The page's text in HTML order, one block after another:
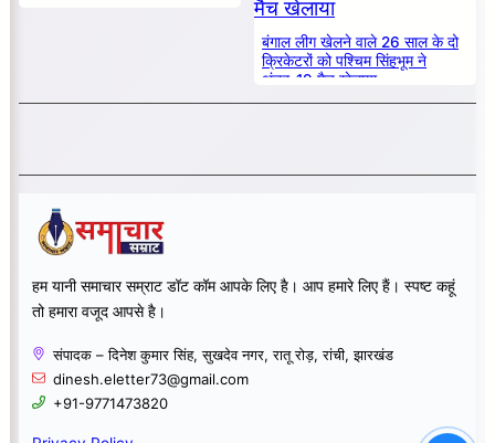
बंगाल लीग खेलने वाले 26 साल के दो
क्रिकेटरों को पश्चिम सिंहभूम ने
अंडर-19 मैच खेलाया
हम यानी समाचार सम्राट डॉट कॉम आपके लिए है। आप हमारे लिए हैं। स्पष्ट कहूं
तो हमारा वजूद आपसे है।
संपादक – दिनेश कुमार सिंह, सुखदेव नगर, रातू रोड़, रांची, झारखंड
dinesh.eletter73@gmail.com
+91-9771473820